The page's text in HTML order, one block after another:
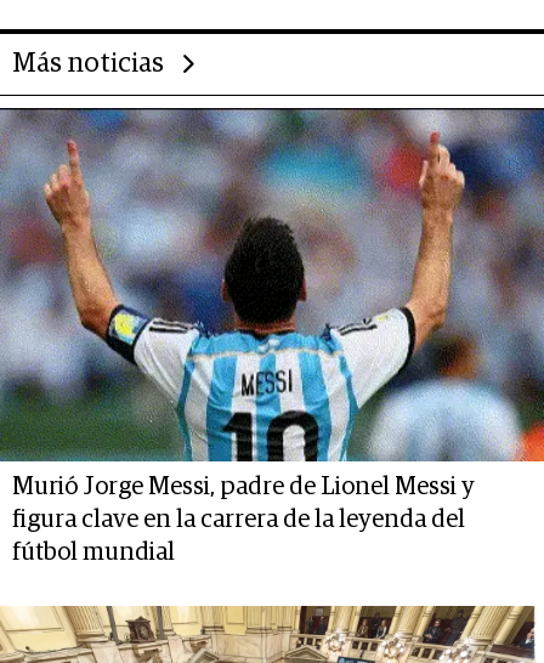
Más noticias
Murió Jorge Messi, padre de Lionel Messi y
figura clave en la carrera de la leyenda del
fútbol mundial